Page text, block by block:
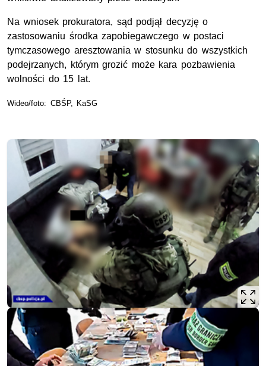
Na wniosek prokuratora, sąd podjął decyzję o
zastosowaniu środka zapobiegawczego w postaci
tymczasowego aresztowania w stosunku do wszystkich
podejrzanych, którym grozić może kara pozbawienia
wolności do 15 lat.
Wideo/foto: CBŚP, KaSG